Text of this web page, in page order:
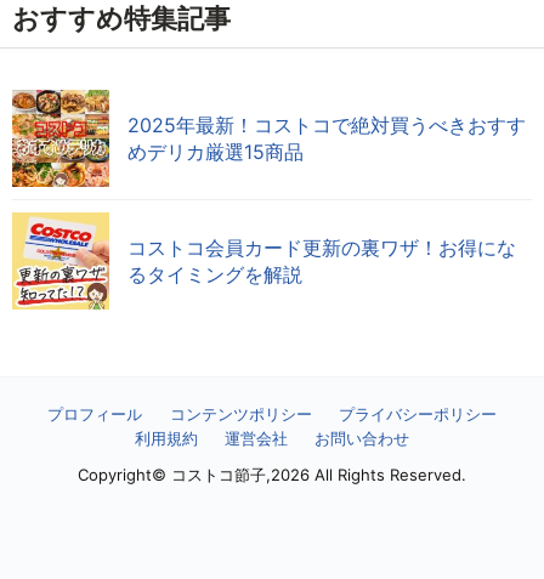
おすすめ特集記事
2025年最新！コストコで絶対買うべきおすす
めデリカ厳選15商品
コストコ会員カード更新の裏ワザ！お得にな
るタイミングを解説
プロフィール コンテンツポリシー
プライバシーポリシー
利用規約
運営会社
お問い合わせ
Copyright© コストコ節子,2026 All Rights Reserved.